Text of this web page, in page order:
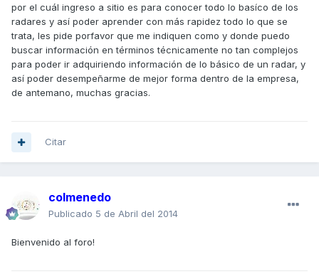
por el cuál ingreso a sitio es para conocer todo lo basíco de los
radares y así poder aprender con más rapidez todo lo que se
trata, les pide porfavor que me indiquen como y donde puedo
buscar información en términos técnicamente no tan complejos
para poder ir adquiriendo información de lo básico de un radar, y
así poder desempeñarme de mejor forma dentro de la empresa,
de antemano, muchas gracias.
Citar
colmenedo
Publicado 5 de Abril del 2014
Bienvenido al foro!